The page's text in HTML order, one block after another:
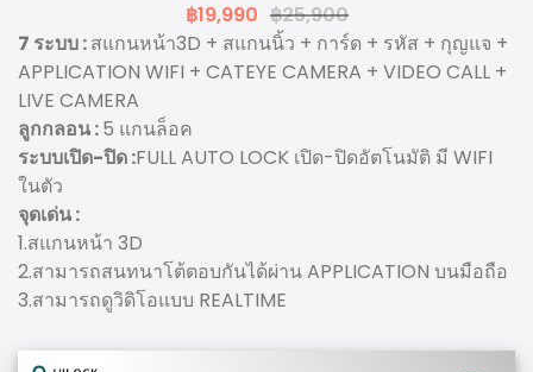
฿19,990 ฿25,900
7 ระบบ :สแกนหน้า3D + สแกนนิ้ว + การ์ด + รหัส + กุญแจ +
APPLICATION WIFI + CATEYE CAMERA + VIDEO CALL +
LIVE CAMERA
ลูกกลอน :5 แกนล็อค
ระบบเปิด-ปิด :FULL AUTO LOCK เปิด-ปิดอัตโนมัติ มี WIFI
ในตัว
จุดเด่น :
1.สแกนหน้า 3D
2.สามารถสนทนาโต้ตอบกันได้ผ่าน APPLICATION บนมือถือ
3.สามารถดูวิดิโอแบบ REALTIME